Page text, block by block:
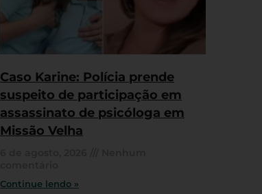
Caso Karine: Polícia prende
suspeito de participação em
assassinato de psicóloga em
Missão Velha
Continue lendo »